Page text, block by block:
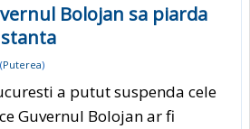
Bolojan sa piarda
Puterea)
a putut suspenda cele
Guvernul Bolojan ar fi